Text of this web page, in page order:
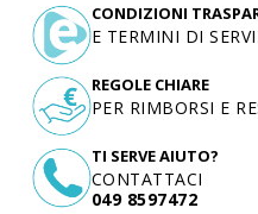
TI SERVE AIUTO?
CONTATTACI
049 8597472
CONDIZIONI
E TERMINI DI
REGOLE CHIARE
PER RIMBORSI E